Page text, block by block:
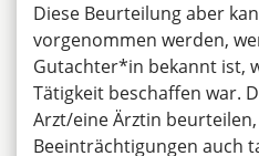
Diese Beurteilung aber
vorgenommen werden,
Gutachter*in bekannt ist,
Tätigkeit beschaffen war.
Arzt/eine Ärztin
Beeinträchtigungen auch